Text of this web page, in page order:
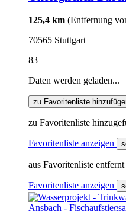
125,4 km (Entfernung
70565 Stuttgart
83
Daten werden geladen...
zu Favoritenliste
zu Favoritenliste
Favoritenliste anzeigen
aus Favoritenliste entfernt
Favoritenliste anzeigen